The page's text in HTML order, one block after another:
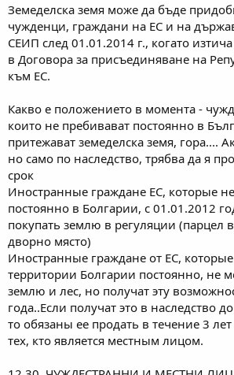
Земеделска земя може да бъде
чужденци, граждани на ЕС и на
СЕИП след 01.01.2014 г., когато
в Договора за присъединяване на
към ЕС.
Какво е положението в момента -
които не пребивават постоянно в
притежават земеделска земя, гора....
но само по наследство, трябва да я
срок
Иностранные граждане ЕС, которые
постоянно в Болгарии, с 01.01.2012
покупать землю в регуляции (парцел
дворно място)
Иностранные граждане от ЕС,
территории Болгарии постоянно, не
землю и лес, но получат эту
года..Если получат это в наследство
то обязаны ее продать в течение 3
тех, кто является местным лицом.